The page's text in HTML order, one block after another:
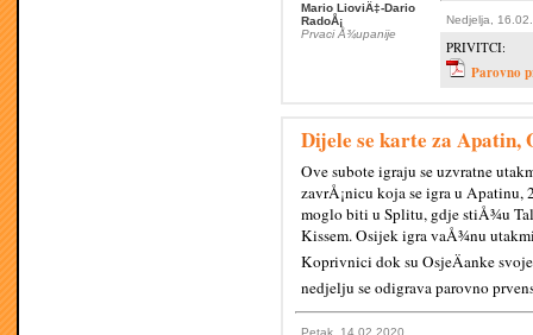
Mario LioviÄ‡-Dario
RadoÅ¡
Prvaci Å¾upanije
Nedjelja,
PRIVITCI:
Parovno
Dijele se karte za Apatin,
Ove subote igraju se uzvratne
zavrÅ¡nicu koja se igra u
moglo biti u Splitu, gdje stiÅ¾u
Kissem. Osijek igra vaÅ¾nu
Koprivnici dok su OsjeÄanke
nedjelju se odigrava parovno
Petak, 14.02.2020.